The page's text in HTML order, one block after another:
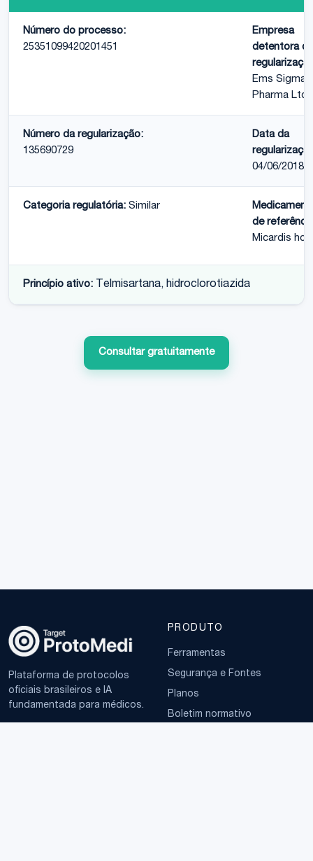
Número do processo:
25351099420201451
Empresa
detentora de
Ems Sigma
Pharma Ltda
Número da regularização:
135690729
Data da
04/06/2018
Categoria regulatória: Similar
de
Micardis hct
Princípio ativo: Telmisartana, hidroclorotiazida
Consultar gratuitamente
Plataforma de protocolos
oficiais brasileiros e IA
fundamentada para médicos.
PRODUTO
Ferramentas
Segurança e Fontes
Planos
Boletim normativo